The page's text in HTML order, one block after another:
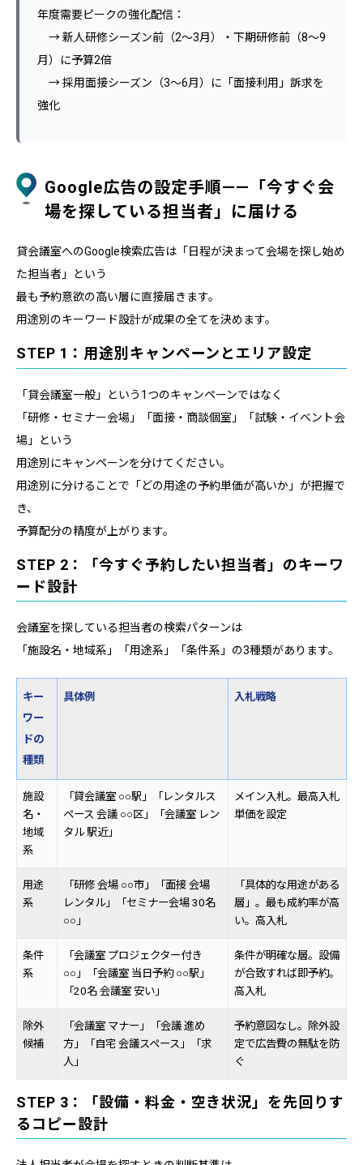
年度需要ピークの強化配信：
→ 新人研修シーズン前（2〜3月）・下期研修前（8〜9
月）に予算2倍
→ 採用面接シーズン（3〜6月）に「面接利用」訴求を
強化
Google広告の設定手順——「今すぐ会
場を探している担当者」に届ける
貸会議室へのGoogle検索広告は「日程が決まって会場を探し始め
た担当者」という
最も予約意欲の高い層に直接届きます。
用途別のキーワード設計が成果の全てを決めます。
STEP 1：用途別キャンペーンとエリア設定
「貸会議室一般」という1つのキャンペーンではなく
「研修・セミナー会場」「面接・商談個室」「試験・イベント会
場」という
用途別にキャンペーンを分けてください。
用途別に分けることで「どの用途の予約単価が高いか」が把握で
き、
予算配分の精度が上がります。
STEP 2：「今すぐ予約したい担当者」のキーワ
ード設計
会議室を探している担当者の検索パターンは
「施設名・地域系」「用途系」「条件系」の3種類があります。
キー
ワー
ドの
種類
具体例 入札戦略
施設
名・
地域
系
「貸会議室 ○○駅」「レンタルス
ペース 会議 ○○区」「会議室 レン
タル 駅近」
メイン入札。最高入札
単価を設定
用途
系
「研修 会場 ○○市」「面接 会場
レンタル」「セミナー会場 30名
○○」
「具体的な用途がある
層」。最も成約率が高
い。高入札
条件
系
「会議室 プロジェクター付き
○○」「会議室 当日予約 ○○駅」
「20名 会議室 安い」
条件が明確な層。設備
が合致すれば即予約。
高入札
除外
候補
「会議室 マナー」「会議 進め
方」「自宅 会議スペース」「求
人」
予約意図なし。除外設
定で広告費の無駄を防
ぐ
STEP 3：「設備・料金・空き状況」を先回りす
るコピー設計